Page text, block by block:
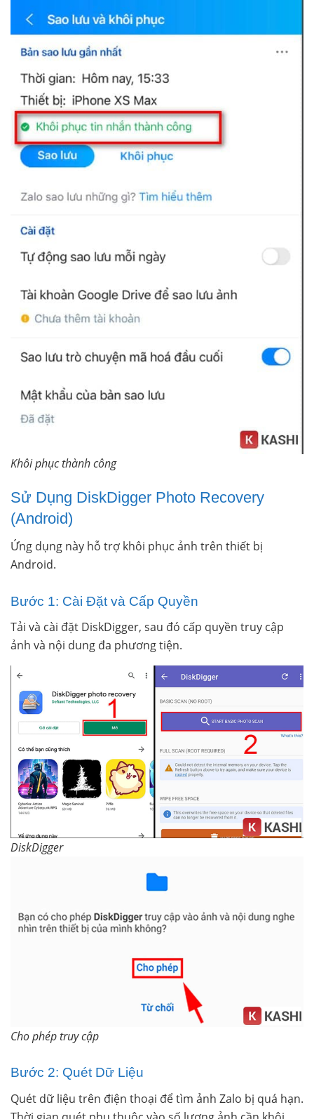
Khôi phục thành công
Sử Dụng DiskDigger Photo Recovery
(Android)
Ứng dụng này hỗ trợ khôi phục ảnh trên thiết bị
Android.
Bước 1: Cài Đặt và Cấp Quyền
Tải và cài đặt DiskDigger, sau đó cấp quyền truy cập
ảnh và nội dung đa phương tiện.
DiskDigger
Cho phép truy cập
Bước 2: Quét Dữ Liệu
Quét dữ liệu trên điện thoại để tìm ảnh Zalo bị quá hạn.